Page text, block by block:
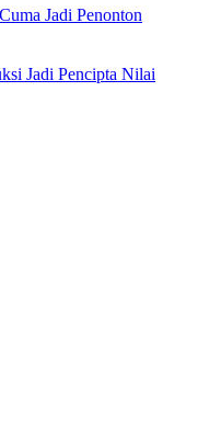
Jadi Penonton
Jadi Pencipta Nilai